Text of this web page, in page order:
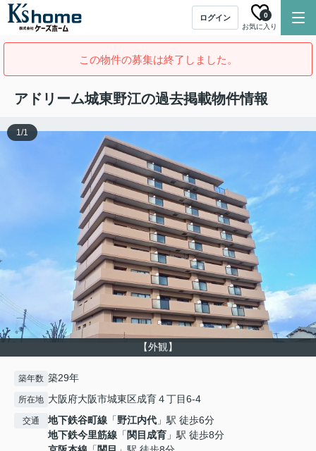
ログイン
お気に入り
0
この物件の募集は終了しました。
アドリーム城東野江の過去掲載物件情報
【外観】
1/1
築年数 築29年
所在地 大阪府大阪市城東区成育４丁目6-4
交通 地下鉄谷町線 「野江内代 」駅 徒歩6分
地下鉄今里筋線 「 関目成育 」駅 徒歩8分